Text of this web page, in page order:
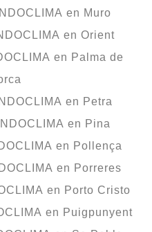
en Muro
en Orient
en Palma de
en Petra
en Pina
en Pollença
en Porreres
en Porto Cristo
en Puigpunyent